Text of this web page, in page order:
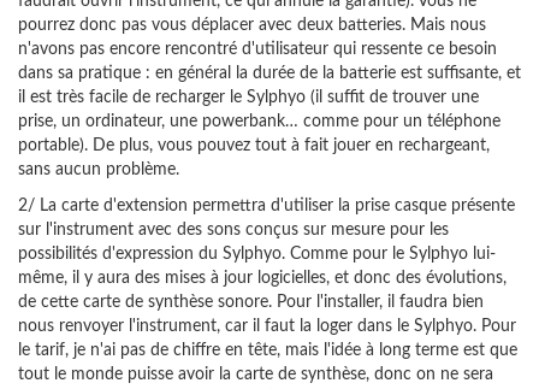
pourrez donc pas vous déplacer avec deux batteries. Mais nous
n'avons pas encore rencontré d'utilisateur qui ressente ce besoin
dans sa pratique : en général la durée de la batterie est suffisante, et
il est très facile de recharger le Sylphyo (il suffit de trouver une
prise, un ordinateur, une powerbank… comme pour un téléphone
portable). De plus, vous pouvez tout à fait jouer en rechargeant,
sans aucun problème.
2/ La carte d'extension permettra d'utiliser la prise casque présente
sur l'instrument avec des sons conçus sur mesure pour les
possibilités d'expression du Sylphyo. Comme pour le Sylphyo lui-
même, il y aura des mises à jour logicielles, et donc des évolutions,
de cette carte de synthèse sonore. Pour l'installer, il faudra bien
nous renvoyer l'instrument, car il faut la loger dans le Sylphyo. Pour
le tarif, je n'ai pas de chiffre en tête, mais l'idée à long terme est que
tout le monde puisse avoir la carte de synthèse, donc on ne sera